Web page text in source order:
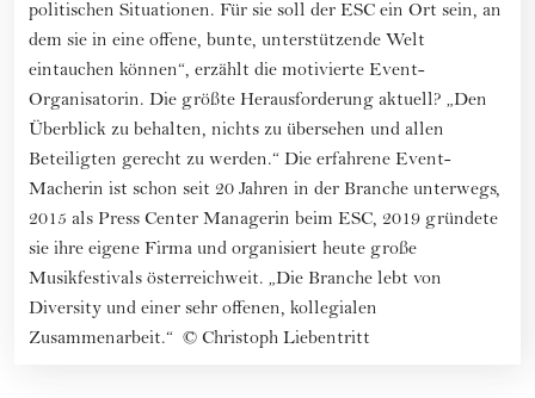
politischen Situationen. Für sie soll der ESC ein Ort sein, an
dem sie in eine offene, bunte, unterstützende Welt
eintauchen können“, erzählt die motivierte Event-
Organisatorin. Die größte Herausforderung aktuell? „Den
Überblick zu behalten, nichts zu übersehen und allen
Beteiligten gerecht zu werden.“ Die erfahrene Event-
Macherin ist schon seit 20 Jahren in der Branche unterwegs,
2015 als Press Center Managerin beim ESC, 2019 gründete
sie ihre eigene Firma und organisiert heute große
Musikfestivals österreichweit. „Die Branche lebt von
Diversity und einer sehr offenen, kollegialen
Zusammenarbeit.“ © Christoph Liebentritt